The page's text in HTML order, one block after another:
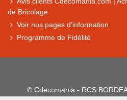
de Bricolage
Voir nos pages d'information
Programme de Fidélité
© Cdecomania - RCS